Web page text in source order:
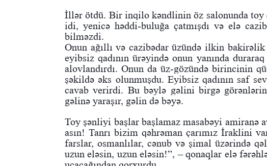
İllər ötdü. Bir inqilo kəndlinin öz salonunda toy
idi, yenicə həddi-buluğa çatmışdı və elə
bilməzdi.
Onun ağıllı və cazibədar üzündə ilkin
eyibsiz qadının ürəyində onun yanında
alovlandırdı. Onun da üz-gözündə birincinin
şəkildə əks olunmuşdu. Eyibsiz qadının saf
cavab verirdi. Bu bəylə gəlini birgə
gəlinə yaraşır, gəlin də bəyə.
Toy şənliyi başlar başlamaz masabəyi amiranə
asın! Tanrı bizim qəhrəman çarımız İraklini
farslar, osmanlılar, cənub və şimal üzərində
uzun eləsin, uzun eləsin!”, – qonaqlar elə